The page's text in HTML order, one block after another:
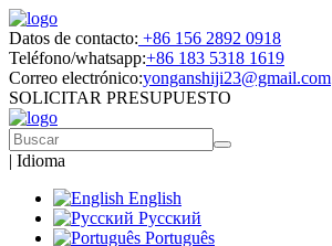
Datos de contacto: +86 156 2892 0918
Teléfono/whatsapp:+86 183 5318 1619
Correo electrónico:yonganshiji23@gmail.com
SOLICITAR PRESUPUESTO
| Idioma
English
Русский
Português